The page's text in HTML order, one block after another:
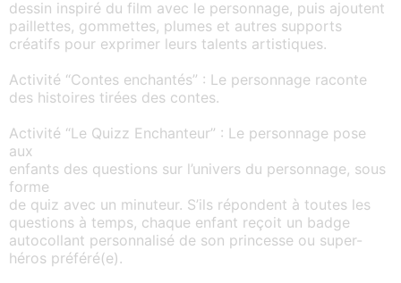
dessin inspiré du film avec le personnage, puis ajoutent
paillettes, gommettes, plumes et autres supports
créatifs pour exprimer leurs talents artistiques.
Activité “Contes enchantés” : Le personnage raconte
des histoires tirées des contes.
Activité “Le Quizz Enchanteur” : Le personnage pose
aux
enfants des questions sur l’univers du personnage, sous
forme
de quiz avec un minuteur. S’ils répondent à toutes les
questions à temps, chaque enfant reçoit un badge
autocollant personnalisé de son princesse ou super-
héros préféré(e).